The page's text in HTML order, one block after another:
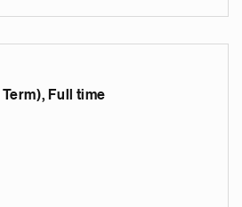
Full time